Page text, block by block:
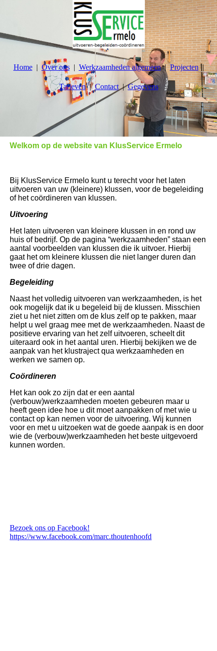
Home Over ons Werkzaamheden algemeen Projecten
Tarieven Contact Gegevens
Welkom op de website van KlusService Ermelo
Bij KlusService Ermelo kunt u terecht voor het laten
uitvoeren van uw (kleinere) klussen, voor de begeleiding
of het coördineren van klussen.
Uitvoering
Het laten uitvoeren van kleinere klussen in en rond uw
huis of bedrijf. Op de pagina “werkzaamheden” staan een
aantal voorbeelden van klussen die ik uitvoer. Hierbij
gaat het om kleinere klussen die niet langer duren dan
twee of drie dagen.
Begeleiding
Naast het volledig uitvoeren van werkzaamheden, is het
ook mogelijk dat ik u begeleid bij de klussen. Misschien
ziet u het niet zitten om de klus zelf op te pakken, maar
helpt u wel graag mee met de werkzaamheden. Naast de
positieve ervaring van het zelf uitvoeren, scheelt dit
uiteraard ook in het aantal uren. Hierbij bekijken we de
aanpak van het klustraject qua werkzaamheden en
werken we samen op.
Coördineren
Het kan ook zo zijn dat er een aantal
(verbouw)werkzaamheden moeten gebeuren maar u
heeft geen idee hoe u dit moet aanpakken of met wie u
contact op kan nemen voor de uitvoering. Wij kunnen
voor en met u uitzoeken wat de goede aanpak is en door
wie de (verbouw)werkzaamheden het beste uitgevoerd
kunnen worden.
Bezoek ons op Facebook!
https://www.facebook.com/marc.thoutenhoofd